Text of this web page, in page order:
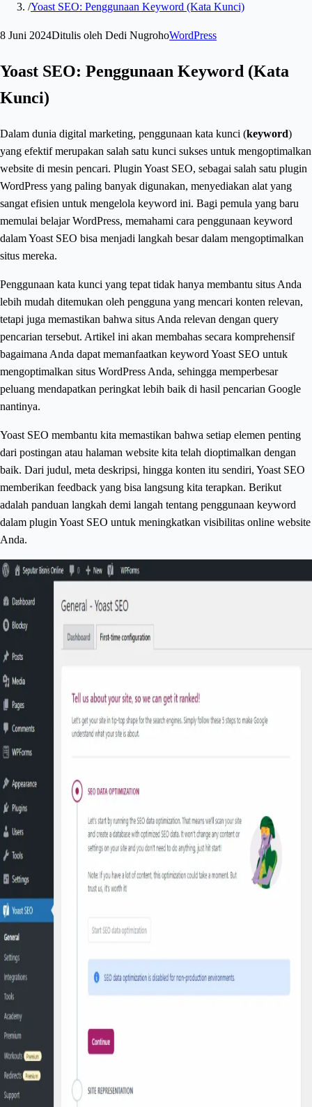
/Yoast SEO: Penggunaan Keyword (Kata Kunci)
8 Juni 2024Ditulis oleh Dedi NugrohoWordPress
Yoast SEO: Penggunaan Keyword (Kata
Kunci)
Dalam dunia digital marketing, penggunaan kata kunci (keyword)
yang efektif merupakan salah satu kunci sukses untuk mengoptimalkan
website di mesin pencari. Plugin Yoast SEO, sebagai salah satu plugin
WordPress yang paling banyak digunakan, menyediakan alat yang
sangat efisien untuk mengelola keyword ini. Bagi pemula yang baru
memulai belajar WordPress, memahami cara penggunaan keyword
dalam Yoast SEO bisa menjadi langkah besar dalam mengoptimalkan
situs mereka.
Penggunaan kata kunci yang tepat tidak hanya membantu situs Anda
lebih mudah ditemukan oleh pengguna yang mencari konten relevan,
tetapi juga memastikan bahwa situs Anda relevan dengan query
pencarian tersebut. Artikel ini akan membahas secara komprehensif
bagaimana Anda dapat memanfaatkan keyword Yoast SEO untuk
mengoptimalkan situs WordPress Anda, sehingga memperbesar
peluang mendapatkan peringkat lebih baik di hasil pencarian Google
nantinya.
Yoast SEO membantu kita memastikan bahwa setiap elemen penting
dari postingan atau halaman website kita telah dioptimalkan dengan
baik. Dari judul, meta deskripsi, hingga konten itu sendiri, Yoast SEO
memberikan feedback yang bisa langsung kita terapkan. Berikut
adalah panduan langkah demi langah tentang penggunaan keyword
dalam plugin Yoast SEO untuk meningkatkan visibilitas online website
Anda.